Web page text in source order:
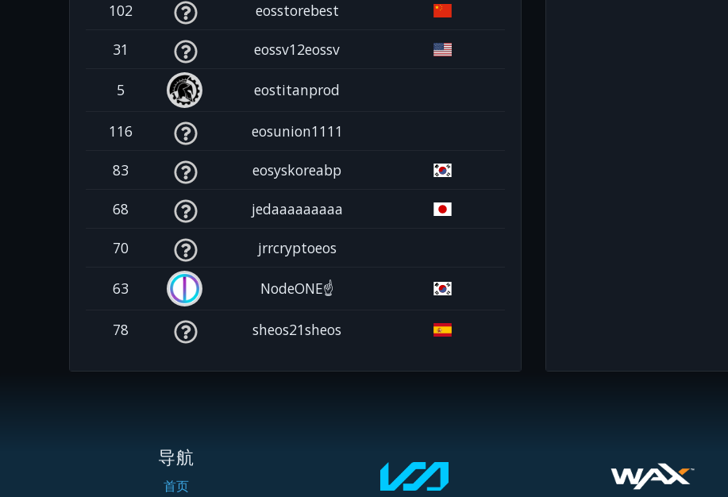
102 eosstorebest
31 eossv12eossv
5 eostitanprod
116 eosunion1111
83 eosyskoreabp
68 jedaaaaaaaaa
70 jrrcryptoeos
63 NodeONE☝️
78 sheos21sheos
导航
首页